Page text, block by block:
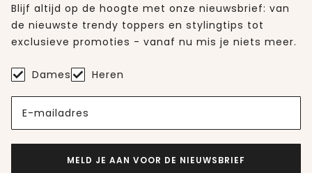
Blijf altijd op de hoogte met onze nieuwsbrief: van
de nieuwste trendy toppers en stylingtips tot
exclusieve promoties - vanaf nu mis je niets meer.
Dames Heren
E-mailadres
MELD JE AAN VOOR DE NIEUWSBRIEF